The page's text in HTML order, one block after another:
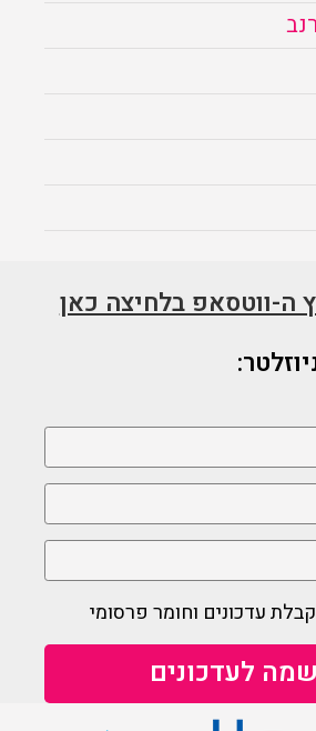
ה-ווטסאפ בלחיצה כאן
עדכונים וחומר פרסומי